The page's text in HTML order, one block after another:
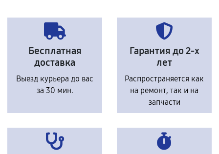
Бесплатная
доставка
Выезд курьера до вас
за 30 мин.
Гарантия до 2-х
лет
Распространяется как
на ремонт, так и на
запчасти